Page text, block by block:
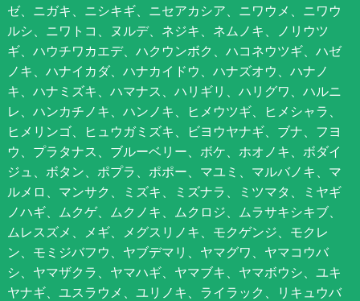
ゼ、ニガキ、ニシキギ、ニセアカシア、ニワウメ、ニワウ
ルシ、ニワトコ、ヌルデ、ネジキ、ネムノキ、ノリウツ
ギ、ハウチワカエデ、ハクウンボク、ハコネウツギ、ハゼ
ノキ、ハナイカダ、ハナカイドウ、ハナズオウ、ハナノ
キ、ハナミズキ、ハマナス、ハリギリ、ハリグワ、ハルニ
レ、ハンカチノキ、ハンノキ、ヒメウツギ、ヒメシャラ、
ヒメリンゴ、ヒュウガミズキ、ビヨウヤナギ、ブナ、フヨ
ウ、プラタナス、ブルーベリー、ボケ、ホオノキ、ボダイ
ジュ、ボタン、ポプラ、ポポー、マユミ、マルバノキ、マ
ルメロ、マンサク、ミズキ、ミズナラ、ミツマタ、ミヤギ
ノハギ、ムクゲ、ムクノキ、ムクロジ、ムラサキシキブ、
ムレスズメ、メギ、メグスリノキ、モクゲンジ、モクレ
ン、モミジバフウ、ヤブデマリ、ヤマグワ、ヤマコウバ
シ、ヤマザクラ、ヤマハギ、ヤマブキ、ヤマボウシ、ユキ
ヤナギ、ユスラウメ、ユリノキ、ライラック、リキュウバ